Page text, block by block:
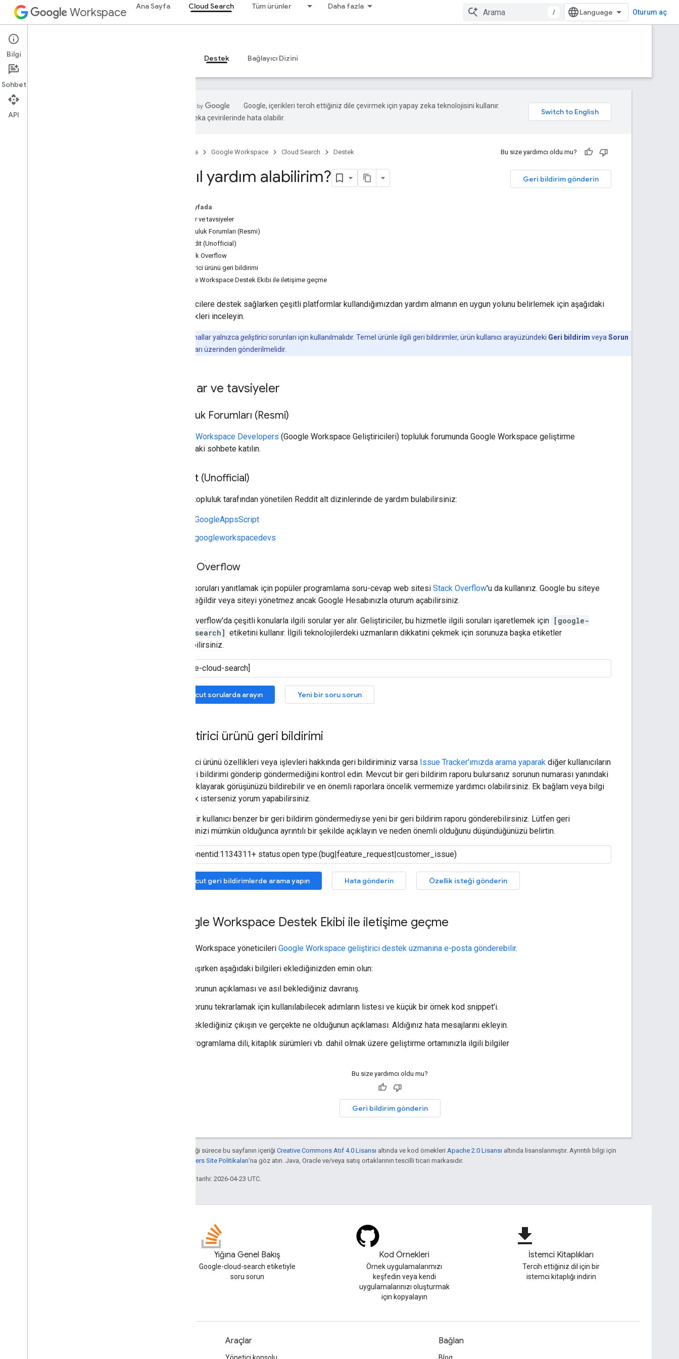
Workspace Ana Sayfa Cloud Search Tüm ürünler Daha fazla
/ Oturum aç
Cloud Search
Genel bakış Destek Bağlayıcı Dizini
Google, içerikleri tercih ettiğiniz dile çevirmek için yapay zeka teknolojisini kullanır.
Yapay zeka çevirilerinde hata olabilir.
Ana Sayfa Google Workspace Cloud Search Destek Bu size yardımcı oldu mu?
Geri bildirim gönderin
Nasıl yardım alabilirim?
Bu sayfada
Sorular ve tavsiyeler
Topluluk Forumları (Resmi)
Reddit (Unofficial)
Stack Overflow
Geliştirici ürünü geri bildirimi
Google Workspace Destek Ekibi ile iletişime geçme
Geliştiricilere destek sağlarken çeşitli platformlar kullandığımızdan yardım almanın en uygun yolunu belirlemek için aşağıdaki
seçenekleri inceleyin.
Bu kanallar yalnızca geliştiricisorunları için kullanılmalıdır. Temel ürünle ilgili geri bildirimler, ürün kullanıcı arayüzündeki Geri bildirim veya Sorun
bağlantıları üzerinden gönderilmelidir.
Sorular ve tavsiyeler
Topluluk Forumları (Resmi)
Google Workspace Developers (Google Workspace Geliştiricileri) topluluk forumunda Google Workspace geliştirme
hakkındaki sohbete katılın.
Reddit (Unofficial)
Ayrıca, topluluk tarafından yönetilen Reddit alt dizinlerinde de yardım bulabilirsiniz:
r/GoogleAppsScript
r/googleworkspacedevs
Stack Overflow
Teknik soruları yanıtlamak için popüler programlama soru-cevap web sitesi Stack Overflow'u da kullanırız. Google bu siteye
sahip değildir veya siteyi yönetmez ancak Google Hesabınızla oturum açabilirsiniz.
Stack Overflow'da çeşitli konularla ilgili sorular yer alır. Geliştiriciler, bu hizmetle ilgili soruları işaretlemek için [google-
cloud-search] etiketini kullanır. İlgili teknolojilerdeki uzmanların dikkatini çekmek için sorunuza başka etiketler
ekleyebilirsiniz.
Mevcut sorularda arayın Yeni bir soru sorun
Geliştirici ürünü geri bildirimi
Geliştirici ürünü özellikleri veya işlevleri hakkında geri bildiriminiz varsa Issue Tracker'ımızda arama yaparak diğer kullanıcıların
aynı geri bildirimi gönderip göndermediğini kontrol edin. Mevcut bir geri bildirim raporu bulursanız sorunun numarası yanındaki
yıldızı tıklayarak görüşünüzü bildirebilir ve en önemli raporlara öncelik vermemize yardımcı olabilirsiniz. Ek bağlam veya bilgi
eklemek isterseniz yorum yapabilirsiniz.
Başka bir kullanıcı benzer bir geri bildirim göndermediyse yeni bir geri bildirim raporu gönderebilirsiniz. Lütfen geri
bildiriminizi mümkün olduğunca ayrıntılı bir şekilde açıklayın ve neden önemli olduğunu düşündüğünüzü belirtin.
Mevcut geri bildirimlerde arama yapın Hata gönderin Özellik isteği gönderin
Google Workspace Destek Ekibi ile iletişime geçme
Google Workspace yöneticileri Google Workspace geliştirici destek uzmanına e-posta gönderebilir.
Bize ulaşırken aşağıdaki bilgileri eklediğinizden emin olun:
Sorunun açıklaması ve asıl beklediğiniz davranış.
Sorunu tekrarlamak için kullanılabilecek adımların listesi ve küçük bir örnek kod snippet'i.
Beklediğiniz çıkışın ve gerçekte ne olduğunun açıklaması. Aldığınız hata mesajlarını ekleyin.
Programlama dili, kitaplık sürümleri vb. dahil olmak üzere geliştirme ortamınızla ilgili bilgiler
Bu size yardımcı oldu mu?
Geri bildirim gönderin
Aksi belirtilmediği sürece bu sayfanın içeriği Creative Commons Atıf 4.0 Lisansı altında ve kod örnekleri Apache 2.0 Lisansı altında lisanslanmıştır. Ayrıntılı bilgi için
Google Developers Site Politikaları'na göz atın. Java, Oracle ve/veya satış ortaklarının tescilli ticari markasıdır.
Son güncelleme tarihi: 2026-04-23 UTC.
Yığına Genel Bakış
Google-cloud-search etiketiyle
soru sorun
Kod Örnekleri
Örnek uygulamalarımızı
keşfedin veya kendi
uygulamalarınızı oluşturmak
için kopyalayın
file_download
İstemci Kitaplıkları
Tercih ettiğiniz dil için bir
istemci kitaplığı indirin
Araçlar Bağlan
Bilgi
Sohbet
API